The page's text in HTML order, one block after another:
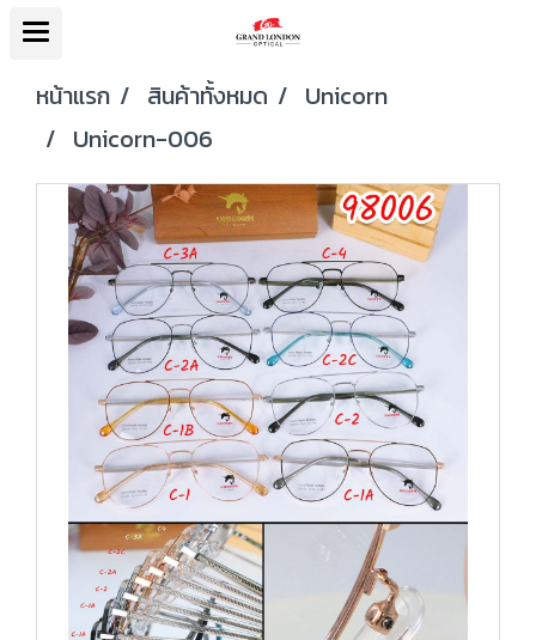
หน้าแรก สินค้าทั้งหมด
Unicorn
Unicorn-006